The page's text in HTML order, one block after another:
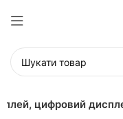
цифровий